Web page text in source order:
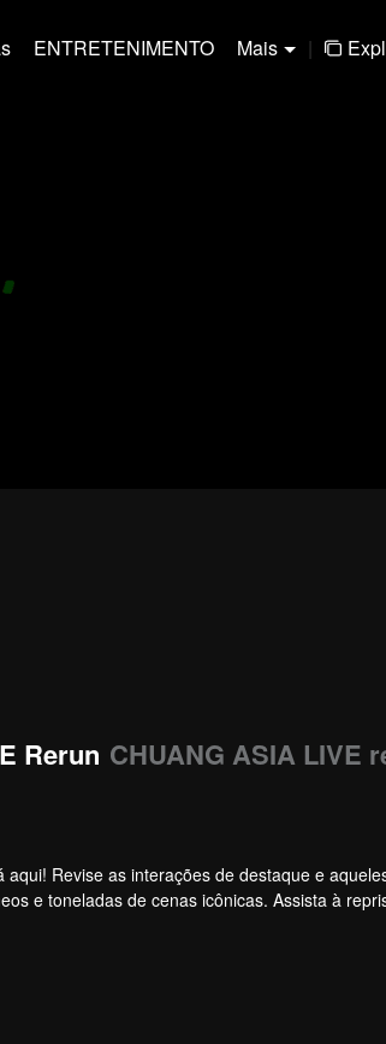
ENTRETENIMENTO Mais |
Rerun CHUANG ASIA LIVE
Revise as interações de destaque e
e toneladas de cenas icônicas. Assista à